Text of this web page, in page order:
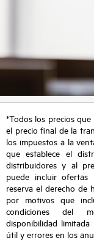
*Todos los precios
el precio final de la
los impuestos a la
que establece el
distribuidores y al
puede incluir ofertas
reserva el derecho de
por motivos que
condiciones del
disponibilidad
útil y errores en los